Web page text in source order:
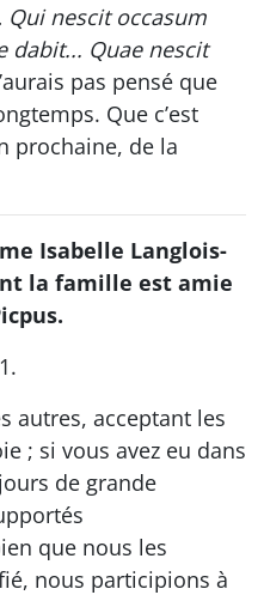
nescit occasum
dabit... Quae nescit
pas pensé que
Que c’est
prochaine, de la
Isabelle Langlois-
la famille est amie
autres, acceptant les
; si vous avez eu dans
de grande
que nous les
nous participions à